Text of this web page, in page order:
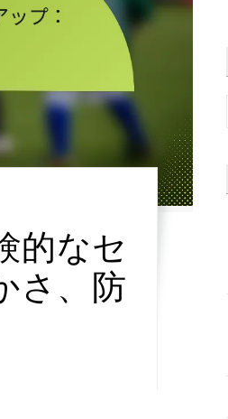
的なセ
さ、防